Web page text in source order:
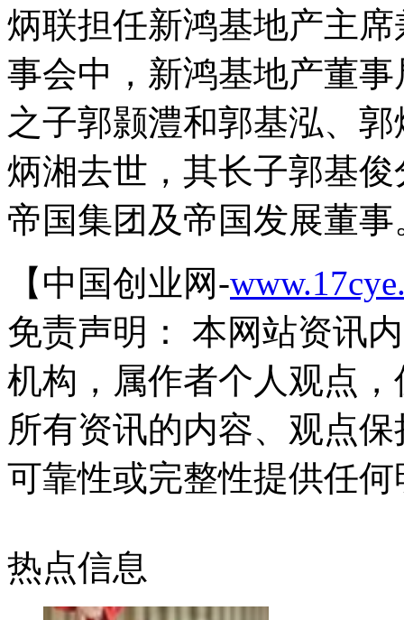
炳联担任新鸿基地产主
事会中，新鸿基地产董
之子郭颢澧和郭基泓、
炳湘去世，其长子郭基
帝国集团及帝国发展董事
【中国创业网-
免责声明： 本网站资讯
机构，属作者个人观点
所有资讯的内容、观点
可靠性或完整性提供任
热点信息